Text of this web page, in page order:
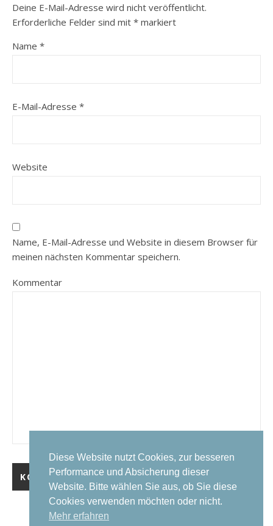
Deine E-Mail-Adresse wird nicht veröffentlicht.
Erforderliche Felder sind mit * markiert
Name *
E-Mail-Adresse *
Website
Name, E-Mail-Adresse und Website in diesem Browser für
meinen nächsten Kommentar speichern.
Kommentar
Diese Website nutzt Cookies, zur besseren
Performance und Absicherung dieser
Website. Bitte wählen Sie aus, ob Sie diese
Cookies verwenden möchten oder nicht.
Mehr erfahren